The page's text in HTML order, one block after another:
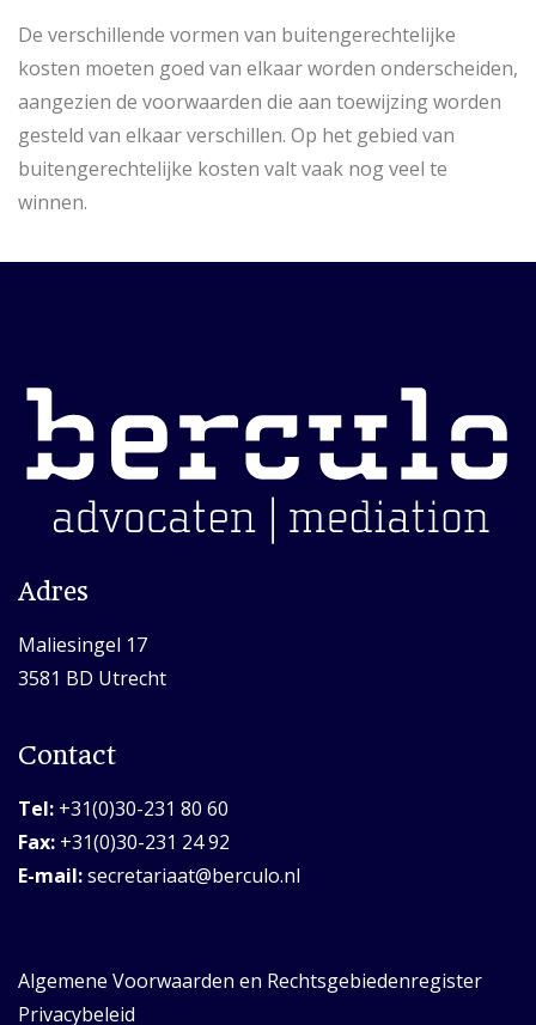
De verschillende vormen van buitengerechtelijke
kosten moeten goed van elkaar worden onderscheiden,
aangezien de voorwaarden die aan toewijzing worden
gesteld van elkaar verschillen. Op het gebied van
buitengerechtelijke kosten valt vaak nog veel te
winnen.
Adres
Maliesingel 17
3581 BD Utrecht
Contact
Tel: +31(0)30-231 80 60
Fax: +31(0)30-231 24 92
E-mail:secretariaat@berculo.nl
Algemene Voorwaarden en Rechtsgebiedenregister
Privacybeleid